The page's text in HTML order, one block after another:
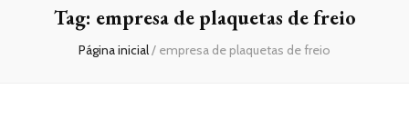
Tag: empresa de plaquetas de freio
Página inicial/ empresa de plaquetas de freio